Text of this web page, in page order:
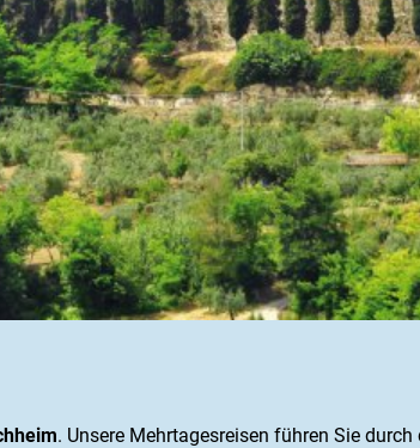
. Unsere Mehrtagesreisen führen Sie